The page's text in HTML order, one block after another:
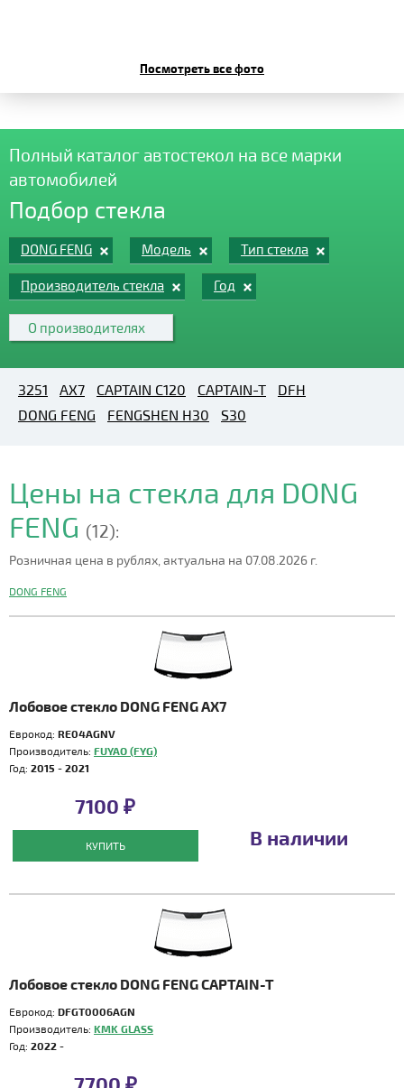
Посмотреть все фото
Полный каталог автостекол на все марки
автомобилей
Подбор стекла
DONG FENG Модель Тип стекла
Производитель стекла Год
О производителях
3251 AX7 CAPTAIN C120 CAPTAIN-T
DFH
DONG FENG
FENGSHEN H30 S30
Цены на стекла для DONG
FENG (12):
Розничная цена в рублях, актуальна на 07.08.2026 г.
DONG FENG
Лобовое стекло DONG FENG AX7
Еврокод: RE04AGNV
Производитель: FUYAO (FYG)
Год: 2015 - 2021
7100 ₽
КУПИТЬ В наличии
Лобовое стекло DONG FENG CAPTAIN-T
Еврокод: DFGT0006AGN
Производитель: KMK GLASS
Год: 2022 -